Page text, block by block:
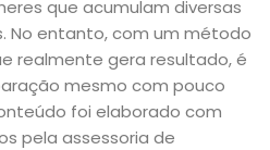
que acumulam diversas
No entanto, com um método
realmente gera resultado, é
mesmo com pouco
foi elaborado com
pela assessoria de